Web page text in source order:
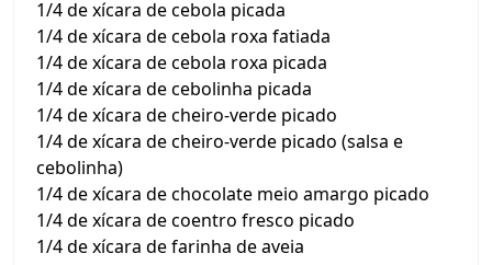
1/4 de xícara de cebola picada
1/4 de xícara de cebola roxa fatiada
1/4 de xícara de cebola roxa picada
1/4 de xícara de cebolinha picada
1/4 de xícara de cheiro-verde picado
1/4 de xícara de cheiro-verde picado (salsa e
cebolinha)
1/4 de xícara de chocolate meio amargo picado
1/4 de xícara de coentro fresco picado
1/4 de xícara de farinha de aveia